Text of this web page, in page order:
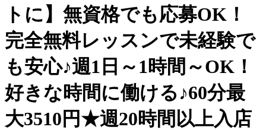
トに】無資格でも応募OK！
完全無料レッスンで未経験で
も安心♪週1日～1時間～OK！
好きな時間に働ける♪60分最
大3510円★週20時間以上入店